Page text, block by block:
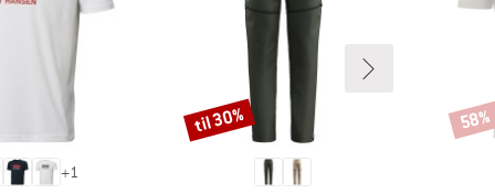
+1
Rabat
til 30% Rabat
58%